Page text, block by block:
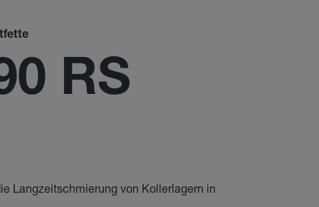
RS
Langzeitschmierung von Kollerlagern in